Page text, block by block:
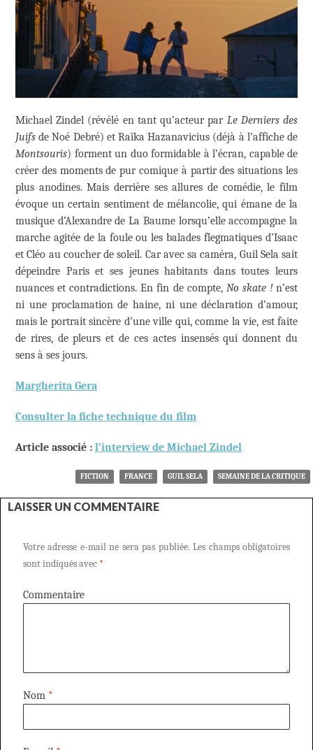
Michael Zindel (révélé en tant qu’acteur par Le Derniers des
Juifs de Noé Debré) et Raïka Hazanavicius (déjà à l’affiche de
Montsouris) forment un duo formidable à l’écran, capable de
créer des moments de pur comique à partir des situations les
plus anodines. Mais derrière ses allures de comédie, le film
évoque un certain sentiment de mélancolie, qui émane de la
musique d’Alexandre de La Baume lorsqu’elle accompagne la
marche agitée de la foule ou les balades flegmatiques d’Isaac
et Cléo au coucher de soleil. Car avec sa caméra, Guil Sela sait
dépeindre Paris et ses jeunes habitants dans toutes leurs
nuances et contradictions. En fin de compte, No skate !n’est
ni une proclamation de haine, ni une déclaration d’amour,
mais le portrait sincère d’une ville qui, comme la vie, est faite
de rires, de pleurs et de ces actes insensés qui donnent du
sens à ses jours.
Margherita Gera
Consulter la fiche technique du film
Article associé : l’interview de Michael Zindel
FICTION FRANCE GUIL SELA SEMAINE DE LA CRITIQUE
LAISSER UN COMMENTAIRE
Votre adresse e-mail ne sera pas publiée. Les champs obligatoires
sont indiqués avec *
Commentaire
Nom *